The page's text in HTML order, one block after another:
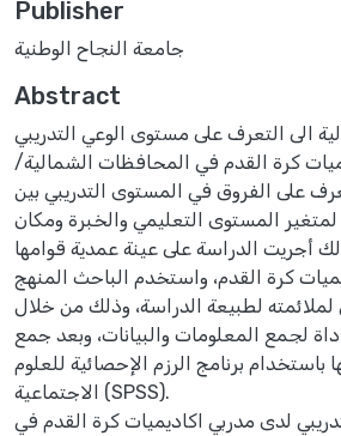
Publisher
جامعة النجاح الوطنية
Abstract
الى التعرف على مستوى الوعي التدريبي
كرة القدم في المحافظات الشمالية/
على الفروق في المستوى التدريبي بين
لمتغير المستوى التعليمي والخبرة ومكان
أجريت الدراسة على عينة عمدية قوامها
كرة القدم، واستخدم الباحث المنهج
لطبيعة الدراسة، وذلك من خلال
لجمع المعلومات والبيانات، وبعد جمع
باستخدام برنامج الرزم الإحصائية للعلوم
الاجتماعية (SPSS).
لدى مدربي اكاديميات كرة القدم في